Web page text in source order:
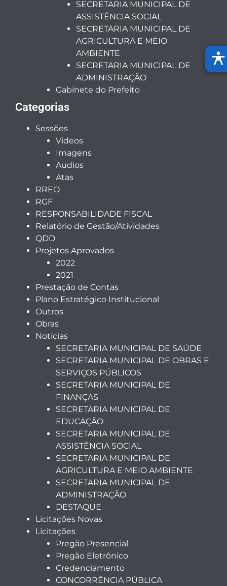
SECRETARIA MUNICIPAL DE
ASSISTÊNCIA SOCIAL
SECRETARIA MUNICIPAL DE
AGRICULTURA E MEIO
AMBIENTE
SECRETARIA MUNICIPAL DE
ADMINISTRAÇÃO
Gabinete do Prefeito
Categorias
Sessões
Videos
Imagens
Audios
Atas
RREO
RGF
RESPONSABILIDADE FISCAL
Relatório de Gestão/Atividades
QDD
Projetos Aprovados
2022
2021
Prestação de Contas
Plano Estratégico Institucional
Outros
Obras
Notícias
SECRETARIA MUNICIPAL DE SAÚDE
SECRETARIA MUNICIPAL DE OBRAS E
SERVIÇOS PÚBLICOS
SECRETARIA MUNICIPAL DE
FINANÇAS
SECRETARIA MUNICIPAL DE
EDUCAÇÃO
SECRETARIA MUNICIPAL DE
ASSISTÊNCIA SOCIAL
SECRETARIA MUNICIPAL DE
AGRICULTURA E MEIO AMBIENTE
SECRETARIA MUNICIPAL DE
ADMINISTRAÇÃO
DESTAQUE
Licitações Novas
Licitações
Pregão Presencial
Pregão Eletrônico
Credenciamento
CONCORRÊNCIA PÚBLICA